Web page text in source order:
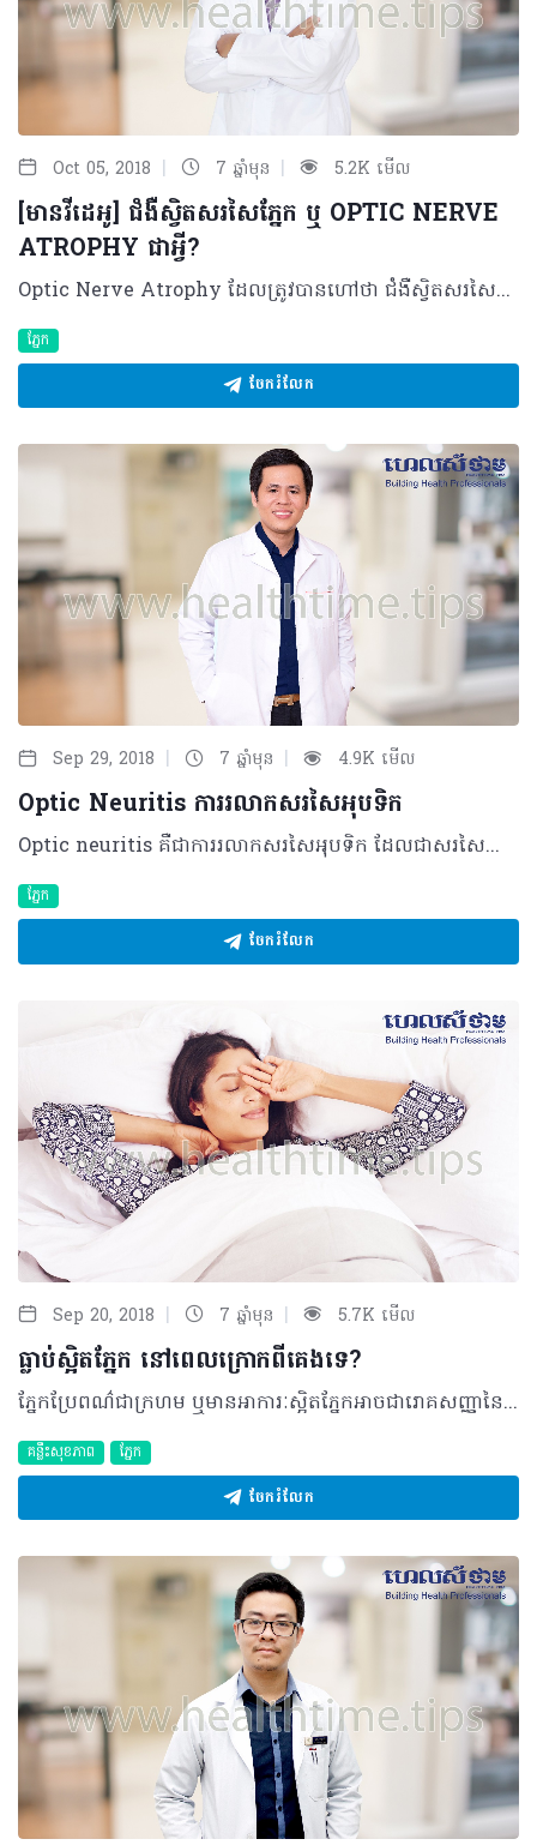
Oct 05, 2018 | 7 ឆ្នាំមុន | 5.2K មើល
[មានវីដេអូ] ជំងឺស្វិតសរសៃភ្នែក ឬ OPTIC NERVE
ATROPHY ជាអ្វី?
Optic Nerve Atrophy ដែលត្រូវបានហៅថា ជំងឺស្វិតសរសៃភ្នែក គឺជាការផ្លាស់ប្តូរ ឬបំផ្លាញនៃសរសៃអុបទិក ដែលសរសៃនេះមានតួនាទីបញ្ជូនចរន្តរូបភាពពីភ្នែកទៅខួរក្បាល។ គួរបញ្ជាក់ថា ជំងឺស្វិតសរសៃភ្នែក ឬ Optic Nerve Atrophy អាចស្តែងឡើងជារោគសញ្ញាដូចជា ការប៉ះពាល់ទៅលើដែនគំហើញ មើលឃើញព្រិលៗ ប្រែប្រួលពណ៌ភ្នែកទៅជាស្លេក ពិសេសការពិនិត្យមើលពណ៌ ពីក្រហមទៅជាក្រហមស្រាល ដែលវាគឺជាផលវិបាកនៃជំងឺភ្នែកមួយចំនួន។ អ្វីជាមូលហេតុនៃជំងឺស្វិតសរសៃភ្នែក? ជំងឺស្វិតសរសៃភ្នែកមានការប្រែប្រួលលឿន ឬយឺត អាស្រ័យទៅតាមប្រភេទនៃជំងឺ និងមូលហេតុបង្កឲ្យមានជំងឺស្វិតសរសៃភ្នែក ដែលរួមមាន៖ • ជំងឺទឹកដក់ក្នុងភ្នែករ៉ាំរ៉ៃ ៖ ករណីអ្នកជំងឺមិនបានធ្វើការពិនិត្យតាមដានឲ្យបានដិតដល់ ឬមិនទទួលបានការព្យាបាលត្រឹមត្រូវ • បញ្ហាគ្រោះថ្នាក់មួយចំនួន ៖ ពិសេសគ្រោះថ្នាក់ចរាចរណ៍ប៉ះពាល់ទៅលើក្បាល ឬប៉ះទៅលើតំបន់ជុំវិញភ្នែកអាចនឹងវិវឌ្ឍចាប់ផ្តើមស្វិតសរសៃភ្នែកក្នុងរយៈពេល ២ ទៅ៣ខែក្រោយ • បញ្ហារលាកសរសៃអុបទិក ៖ អ្នកជំងឺរលាកសរសៃឈាម ដែលធ្វើឲ្យឈាមទៅចិញ្ចឹមសរសៃឈាមមិនបានគ្រប់គ្រាន់ ជាហេតុបណ្តាលឲ្យសរសៃភែ្នកលែងដំណើរការ ហើយស្វិតតែម្តង • បញ្ហាទាក់ទងនឹងដុំសាច់មហារីក ៖ ដុំសាច់ខួរក្បាលអាចទៅសង្កត់លើសរសៃអុបទិកផ្នែកខាងក្រោយ បន្ទាប់ពីគ្រាប់ភ្នែក ដែលធ្វើឲ្យប៉ះពាល់ដល់សរសៃភ្នែក • ការប្រើប្រាស់ថ្នាំមួយចំនួនដូចជា ពពួកថ្នាំព្យាបាលជំងឺរបេង ថ្នាំប្រឆាំងនឹងមហារីក • តំណពូជ ដូចជាអ្នកជំងឺខ្វាក់មាន់ពីកំណើត ជាដើម។ យន្តការនៃជំងឺស្វិតសរសៃភ្នែក ជំងឺ Optic Nerve Atrophy នឹងវិវឌ្ឍបន្តិចម្តងៗ អាចមានរយៈពេលវែង និងរយៈពេលខ្លី។អ្នកជំងឺមួយចំនួនធំ មិនអាចព្យាបាលបាននោះទេ វានឹងវិវឌ្ឍទៅរកភាពខូងដោយខ្លួនឯងហើយវាក៏ជាប់ទាក់ទងនឹងមូលហេតុ។ ជាក់ស្តែង អ្នកជំងឺមហារីកអាចនឹងវិវឌ្ឍក្នុងរយៈពេល១ឆ្នាំឈានទៅស្វិតសរសៃភ្នែកតែម្តង។ ករណីអ្នកជំងឺកើតដោយតំណពូជភ្នែករបស់គាត់អាចនៅបានរយៈពេល២០ ទៅ៣០ឆ្នាំ។ ប៉ុន្តែ ចំពោះអ្នកជំងឺទឹកដក់ក្នុងភ្នែកវិញ បើគាត់មិនបានទទួលការព្យាបាលឲ្យបានដិតដល់ទេ នឹងវិវឌ្ឍទៅជាស្វិតសរសៃភ្នែក ហើយឈានទៅរកពិការភាពតែម្តង។ ដូចនេះ យន្តការ និងការវិវឌ្ឍនៃជំងឺស្វិតសរសៃភ្នែក គឺវាអាស្រ័យទៅនឹងប្រភេទជំងឺបង្កហេតុ និងប្រសិទ្ធភាពក្នុងការព្យាបាលផងដែរ។ រោគវិនិច្ឆ័យនៃជំងឺស្វិតសរសៃភ្នែក ដើម្បីអាចកំណត់ថាជាជំងឺស្វិតសរសៃភ្នែក អ្នកជំងឺត្រូវបានណែនាំឲ្យធ្វើការពិនិត្យភ្នែក ៖ • ដោយវាស់គំហើញ ហើយកត់ត្រាទុក • វាស់ពណ៌ មើលថាអ្នកជំងឺអាចមើលឃើញគ្រប់ពណ៌ ឬអត់ • ពិនិត្យបាតភ្នែក មើលលើសរសៃអុបទិក (សរសៃអុបទិកធម្មតាមានពណ៌ក្រហមទុំ បើចំពោះអ្នកជំងឺស្វិតសរសៃភ្នែក នោះសរសៃអុបទិកមានពណ៌ស និងមិនឃើញមានសរសៃឈាម)។ ការព្យាបាលជំងឺត្រឹមត្រូវ អ្នកជំងឺស្វិតសរសៃភ្នែក ទាមទារឲ្យមានការព្យាបាលទៅតាមមូលហេតុ ដូចជា៖ • ប្រសិនជាបណ្តាលមកពីជំងឺទឹកដក់ក្នុងភ្នែកឬមានដុំសាច់សង្កត់សរសៃភ្នែក អ្នកជំងឺត្រូវធ្វើការព្យាបាលជំងឺទឹកដក់ក្នុងភ្នែក ឬវះយកដុំសាច់មហារីកចេញ • បើមានការរលាកសរសៃអុបទិក អ្នកជំងឺនឹងតម្រូវឲ្យប្រើថ្នាំ ឬប្រភេទវីតាមីនB ដើម្បីការពារមិនឲ្យស្វិតសរសៃអុបទិក • ចំពោះអ្នកជំងឺដែលបាន និងកំពុងប្រើថ្នាំប្រឆាំងមហារីក ឬប្រឆាំងជំងឺរបេង គឺត្រូវមកពិនិត្យភ្នែក ដោយវាស់ការមើលឃើញ និងវាស់ពណ៌ជាប្រចាំ ប្រសិនបើថយចុះ អ្នកជំងឺអាចត្រូវណែនាំឲ្យផ្លាស់ប្តូរថ្នាំដែលគាត់ប្រើនោះចេញ • ករណីតំណពូជ អ្នកជំងឺត្រូវចៀសវាងរៀបការជាមួយសាច់ញាតិ ដើម្បីបន្ថយហ្សែនដែលអាចកើតជំងឺនេះទៅជំនាន់បន្ទាប់។ ផ្ទុយទៅវិញ អ្នកជំងឺអាចវិវឌ្ឍទៅបាត់បង់គំហើញបាត់បង់សមត្ថភាពក្នុងការមើលពណ៌មួយចំនួន និងអាចឈានដល់ការពិការភ្នែកតែម្តង បើអ្នកជំងឺមិនបានធ្វើការព្យាបាល ឬយឺតយ៉ាវក្នុងការព្យាបាល។ វិធីសាស្រ្តការពារ វិធីសាស្រ្ត ដើម្បីការពារកុំឲ្យមានជំងឺស្វិតសរសៃភ្នែកមានដូចជា៖ • ត្រូវមកពិនិត្យភ្នែកឲ្យបានទៀងទាត់ ឬរាល់ពេលដែលភ្នែកមានអាការៈខុសប្រក្រតីណាមួយកើតឡើង • ករណីមានជំងឺទឹកដក់ក្នុងភ្នែក ទឹកនោមផ្អែម លើសសម្ពាធឈាម ហើមបាតភ្នែក រលាកស្រោមខួរ ការប្រើប្រាស់ថ្នាំដែលអាចប៉ះពាល់ដល់សរសៃអុបទិក ឬគ្រួសារ សាច់ញាតិធ្លាប់មានជំងឺនេះ ត្រូវពិនិត្យបាតភ្នែក ជាទៀងទាត់រៀងរាល់៣ ទៅ ៦ខែម្តង • បញ្ឈប់ការជក់បារី និងគ្រឿងស្រវឹង • ពាក់មួកសុវត្ថិភាពគ្រប់ពេលធ្វើដំណើរ។ ចំពោះសិស្ស និស្សិតវេជ្ជសាស្ត្រ ឬអ្នកប្រកបវិជ្ជាជីវៈសុខាភិបាល ប្រសិនបើជួបអ្នកជំងឺទឹកនោមផ្អែម ទឹកដក់ក្នុងភ្នែក ត្រូវណែនាំគាត់ឲ្យមកពិនិត្យបាតភ្នែកជាប្រចាំ ដើម្បីចៀសវាងកើតជំងឺស្វិតសរសៃភ្នែកដោយមិនដឹងខ្លួន។ បកស្រាយដោយ ៖ សាស្ត្រាចារ្យ ដោរ សីហា ឯកទេសចក្ខុបណ្ឌិត មានតួនាទីជាអនុប្រធានផ្នែកចក្ខុរោគ និងអនុប្រធានការិយាល័យបច្ចេកទេស នៃមន្ទីរពេទ្យមិត្តភាពខ្មែរ-សូវៀត ព្រមទាំងជាអនុប្រធានកម្មវិធីជាតិសុខភាពភ្នែក នៃក្រសួងសុខាភិបាល ©2018 រក្សាសិទ្ធិគ្រប់យ៉ាង​ដោយ Healthtime Corporation ចំពោះគ្រប់អត្ថបទដោយគ្មានផ្នែកណាមួយត្រូវបោះពុម្ពផ្សាយចូល ប្រព័ន្ធអ៊ីនធឺណែតឧបករណ៍អេឡិចត្រូនិកអាត់ជាសំឡេងឬថតចំលងគ្រប់រូបភាពដោយគ្មានការអនុញ្ញាតឡើយ
ភ្នែក
ចែករំលែក
Sep 29, 2018 | 7 ឆ្នាំមុន | 4.9K មើល
Optic Neuritis ការរលាកសរសៃអុបទិក
Optic neuritis គឺជាការរលាកសរសៃអុបទិក ដែលជាសរសៃប្រសាទសម្រាប់បញ្ជូនរូបភាពពីគ្រាប់ភ្នែកទៅកាន់ខួរក្បាល។ មូលហេតុ និងកត្តាប្រឈម មូលហេតុដែលបណ្តាលឲ្យមានការរលាកសរសៃអុបទិក មាន៤ធំៗ៖ • ការខូចស្រោមខាងក្រៅរបស់សរសៃអុបទិក(ជាមូលហេតុកើតឡើងមានញឹកញាប់ជាងគេ) • ការបង្ករោគនៅជុំវិញសរសៃអុបទិក • ការបង្ករោគនៅនឹងសរសៃអុបទិកផ្ទាល់ដោយសារមេរោគផ្សេងៗ • ការរលាកដែលមិនមែនបណ្តាលមកពីមេរោគ តែភាគច្រើនមកពីជំងឺទូទៅប្រចាំកាយ។ ក្រៅពីនេះ អ្នកដែលមានហានិភ័យខ្ពស់ក្នុងការប្រ​ឈមនឹងជំងឺរលាកសរសៃអុបទិកមាន៖ • ភាគច្រើនជាស្ត្រី អាយុពី២០ ទៅ៤០ឆ្នាំ • ជនជាតិស្បែកស • កត្តាហ្សែនមួយចំនួនដែលនាំឲ្យមានការលាក។ រោគសញ្ញា • ស្រវាំងភ្នែកម្ខាងភ្លាមៗរហូតដល់មើលមិនឃើញទាំងស្រុង លាយឡំជាមួយការឈឺក្បាល • ឈឺគ្រាប់ភ្នែក ជាពិសេសនៅពេលធ្វើចលនាភ្នែក • មានស្រមោលខ្មៅនៅផ្នែកណាមួយនៃការមើលឃើញ • ឃើញបែកភ្លើងអំពិលអំពែកក្នុងភ្នែក។ ការធ្វើរោគវិនិច័្ឆយ​ រោគវិនិច្ឆ័យនៃជំងឺនេះត្រូវបានធ្វើឡើងតាមរយៈរោគសញ្ញាដែលអ្នកជំងឺ​មានរួមផ្សំជាមួយការពិនិត្យ និងធ្វើតេស្តមួយចំនួន ដូចជា៖ • ការពិនិត្យភ្នែករកការហើម និងការថយចុះនូវមុខងាររបស់សរសៃអុបទិក • ការធ្វើតេស្តឈាម និងថត MRI ខួរក្បាល និងខួរឆ្អឹងខ្នង • ក្នុងករណីខ្លះ គេអាចបូមយកទឹកខួរឆ្អឹងខ្នងយកទៅពិនិត្យផងដែរ។ ការរលាកសរសៃអុបទិក អាចជាសះស្បើយដែរឬទេ ? ការរលាកសរសៃអុបទិក អាចជាសះស្បើយទៅវិញដោយខ្លួនឯង តែការប្រើថ្នាំ Corticosteroid នឹងពន្លឿនការជាសះស្បើយ តែទោះជាការរលាកបានបាត់ទៅវិញក្តី ក៏គំហើញដែលបានបាត់បង់មិនអាចត្រឡប់មកដូចដើម ១០០% ទេ។ ផលវិបាក • ករណីខ្លះអាចមានការស្វិតសរសៃអុបទិក ទោះបីជាមានការព្យាបាលជាសះស្បើយ ហើយក៏ដោយ ក៏ការបាត់បង់គំហើញរបស់អ្នកជំងឺមិនអាចត្រឡប់មកវិញបាន • ផលវិបាករបស់ថ្នាំ Corticosteroid ក្រោយការព្យាបាល។ វិធីសាស្រ្តការពារពីការរលាកសរសៃអុបទិក ដើម្បីការពារពីការរលាកសរសៃអុបទិក គឺចៀសវាងពីកត្តាផ្សេងៗដែលអាចឲ្យមានការបង្ករោគដូចជា ការលេងជាមួយសត្វឆ្មា ការបរិភោគអាហារ ឬទឹកមិនស្អាត។ តែក៏មានកត្តាមួយចំនួនដែលមិនអាចចៀសវាងបាន ដូចជាកត្តាហ្សែន ឬសារពាង្គកាយ ប្រឆាំងនឹងខ្លួនឯងជាដើម។ ជាចុងក្រោយ ខ្ញុំសូមផ្តាំផ្ញើដល់បងប្អូនទាំងអស់ដែលមានបញ្ហាភ្នែក ឲ្យឆាប់ទទួលការពិនិត្យ និង ព្យាបាលដោយគ្រូពេទ្យឯកទេសភ្នែកឲ្យបានត្រឹមត្រូវ និងទាន់ពេលវេលា ហើយចៀសវាងការបណ្តែតបណ្តោយឲ្យក្លាយទៅជាបញ្ហាធ្ងន់ធ្ងរ ដែលពិបាកព្យាបាល ឬព្យាបាលមិនបាន។ សម្រាប់ព័ត៌មានបន្ថែម សូមទំនាក់ទំនង គ្លីនិកភ្នែក ភ្នំពេញ ០៦១ ៦៦៦៧៧១ ឬ ០៨៦ ៨៨៦៦៧៦ ឬ ០៨៨ ៨៨៦៨៨៣៦ គេហទំព័រ៖ http://www.eye.today បកស្រាយដោយ ៖ វេជ្ជបណ្ឌិត ហេង សុផល ឯកទេសជំងឺភ្នែក នៃមន្ទីរពេទ្យមិត្តភាពខ្មែរ-សូវៀត និងជាប្រធានគ្លីនិកភ្នែក ភ្នំពេញ ​©2018 រក្សាសិទ្ធិគ្រប់យ៉ាង​ដោយ Healthtime Corporation ចំពោះគ្រប់អត្ថបទដោយគ្មានផ្នែកណាមួយត្រូវបោះពុម្ពផ្សាយចូល ប្រព័ន្ធអ៊ីនធឺណែតឧបករណ៍អេឡិចត្រូនិកអាត់ជាសំឡេងឬថតចំលងគ្រប់រូបភាពដោយគ្មានការអនុញ្ញាតឡើយ
ភ្នែក
ចែករំលែក
Sep 20, 2018 | 7 ឆ្នាំមុន | 5.7K មើល
ធ្លាប់ស្អិតភ្នែក នៅពេលក្រោកពីគេងទេ?
ភ្នែកប្រែពណ៌ជាក្រហម ឬមានអាការៈស្អិតភ្នែកអាចជារោគសញ្ញានៃការរលាកភ្នាសដែលគ្របលើផ្នែកសនៃគ្រាប់ភ្នែក ឬហៅថា Conjonctivite។ ភាគច្រើន ជំងឺនេះមានសភាពស្រាល ដែលអាចដោះស្រាយបានដោយគ្រាន់តែប្រើប្រាស់ជាមួយឱសថលាងភ្នែកមួយចំនួន តែត្រូវប្រយ័ត្នព្រោះការរលាកក៏អាចបណ្តាលមកពីជំងឺផ្សេងទៀតដូចជា ជំងឺទឹកដក់ក្នុងភ្នែក (Glaucomes) ឬជំងឺរលាកប្រស្រីភ្នែក (Irido-cyclites)។ អ្វីគួរដឹង? ក្នុងករណីភ្នែករបស់អ្នកមានសភាពស្អិតនៅរាល់ពេលក្រោកពីគេងពេលព្រឹកព្រលឹម វាអាចជាសញ្ញានៃជំងឺរលាកភ្នាសភ្នែកតិចតួចដែលបណ្តាលមកពី៖ • ការចម្លងរោគ ៖ ភាគច្រើនបណ្តាលមកពីពពួកវីរុស • បញ្ហាអាល្លែកហ្ស៊ី ៖ មានវត្តមានលម្អងផ្កា ឬអាល្លែកហ្ស៊ីជាមួយសត្វឆ្មា ឬឆ្កែ ជាដើម។ អ្វីគួរធ្វើ? ការផ្តល់ដំបូន្មានអាចមានដូចជា៖ • លាងភ្នែកជាមួយសូលុយស្យុងប្រភេទ L’acide borique មានឈ្មោះ៖ Dacryosérum, Optraex, Sophtal (ជាថ្នាំអំពូលប្រើប្រាស់តែម្តង) • ប្រើប្រាស់ឱសថលាងភ្នែកពពួក Antiseptique មានដូចជា៖ Désomédine collyre ឬBiocidan ជាដើម • ប្រើប្រាស់ក្រែមលាបភ្នែកពពួក Antiseptique៖ ប៉ូម៉ាត Maurice 2,5% (Cooper) តែចៀសវាងប្រើប្រាស់ជាមួយភ្នែកដែលពាក់កញ្ចក់ Lens។ ប្រសិនភ្នែកស្តែងចេញមានពណ៌ក្រហម រួមទាំងមានការឈឺចាប់ទៀតនោះ អ្នកគួរប្រញាប់ស្វែងរកការពិគ្រោះជាមួយវេជ្ជបណ្ឌិតឯកទេសផ្នែកជំងឺភ្នែក។ ប្រភពយោង៖ Le vademecum de la Médication officinale ©2018 រក្សាសិទ្ធិគ្រប់យ៉ាង​ដោយ Healthtime Corporation ចំពោះគ្រប់អត្ថបទដោយគ្មានផ្នែកណាមួយត្រូវបោះពុម្ពផ្សាយចូល ប្រព័ន្ធអ៊ីនធឺណែតឧបករណ៍អេឡិចត្រូនិកអាត់ជាសំឡេងឬថតចំលងគ្រប់រូបភាពដោយគ្មានការអនុញ្ញាតឡើយ
គន្លឹះសុខភាព ភ្នែក
ចែករំលែក